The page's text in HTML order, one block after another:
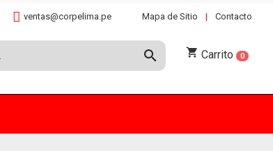
ventas@corpelima.pe Mapa de Sitio | Contacto
search shopping_cart Carrito 0